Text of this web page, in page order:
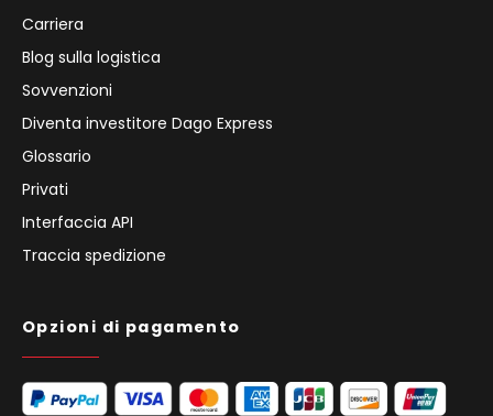
Carriera
Blog sulla logistica
Sovvenzioni
Diventa investitore Dago Express
Glossario
Privati
Interfaccia API
Traccia spedizione
Opzioni di pagamento